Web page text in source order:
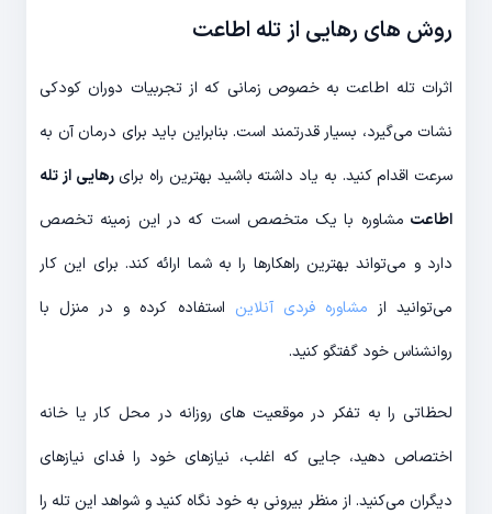
روش های رهایی از تله اطاعت
اثرات تله اطاعت به خصوص زمانی که از تجربیات دوران کودکی
نشات می‌گیرد، بسیار قدرتمند است. بنابراین باید برای درمان آن به
سرعت اقدام کنید. به یاد داشته باشید بهترین راه برایرهایی از تله
اطاعت مشاوره با یک متخصص است که در این زمینه تخصص
دارد و می‌تواند بهترین راهکارها را به شما ارائه کند. برای این کار
می‌توانید از مشاوره فردی آنلاین استفاده کرده و در منزل با
روانشناس خود گفتگو کنید.
لحظاتی را به تفکر در موقعیت های روزانه در محل کار یا خانه
اختصاص دهید، جایی که اغلب، نیازهای خود را فدای نیازهای
دیگران می‌کنید. از منظر بیرونی به خود نگاه کنید و شواهد این تله را